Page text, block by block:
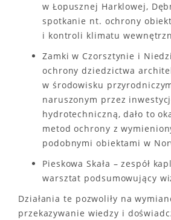
w Łopusznej Harklowej,
spotkanie nt. ochrony
i kontroli klimatu
Zamki w Czorsztynie i
ochrony dziedzictwa
w środowisku
naruszonym przez
hydrotechniczną, dało to
metod ochrony z
podobnymi obiektami w
Pieskowa Skała – zespół
warsztat podsumowujący
Działania te pozwoliły na
przekazywanie wiedzy i